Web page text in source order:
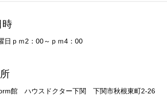
時
日ｐｍ2：00～ｐｍ4：00
館 ハウスドクター下関 下関市秋根東町2-26